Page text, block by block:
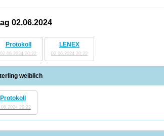
02.06.2024
Protokoll
02.06.2024 20:22
LENEX
02.06.2024 20:22
weiblich
Protokoll
20:22